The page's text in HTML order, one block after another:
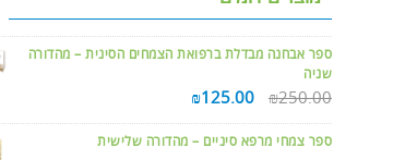
ספר אבחנה מבדלת ברפואת הצמחים הסינית – מהדורה
שניה
₪250.00
₪125.00
ספר צמחי מרפא סיניים – מהדורה שלישית